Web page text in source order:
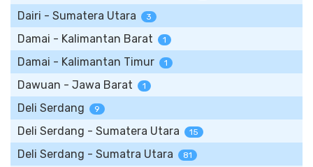
Dairi - Sumatera Utara 3
Damai - Kalimantan Barat 1
Damai - Kalimantan Timur 1
Dawuan - Jawa Barat 1
Deli Serdang 9
Deli Serdang - Sumatera Utara 15
Deli Serdang - Sumatra Utara 81